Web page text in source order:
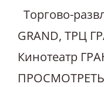
Торгово-
GRAND, ТРЦ
Кинотеатр